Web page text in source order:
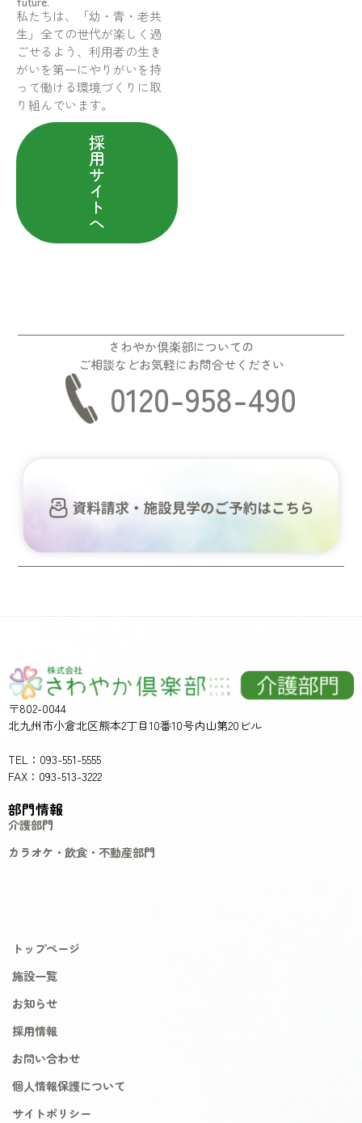
私たちは、「幼・青・老共
生」全ての世代が楽しく過
ごせるよう、利用者の生き
がいを第一にやりがいを持
って働ける環境づくりに取
り組んでいます。
採
用
サ
イ
ト
へ
さわやか倶楽部についての
ご相談などお気軽にお問合せください
0120-958-490
〒802-0044
北九州市小倉北区熊本2丁目10番10号内山第20ビル
TEL：093-551-5555
FAX：093-513-3222
部門情報
介護部門
カラオケ・飲食・不動産部門
トップページ
施設一覧
お知らせ
採用情報
お問い合わせ
個人情報保護について
サイトポリシー